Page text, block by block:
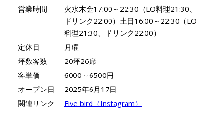
営業時間
火水木金17:00～22:30（LO料理21:30、
ドリンク22:00）土日16:00～22:30（LO
料理21:30、ドリンク22:00）
定休日
月曜
坪数客数
20坪26席
客単価
6000～6500円
オープン日
2025年6月17日
関連リンク
Five bird（Instagram）